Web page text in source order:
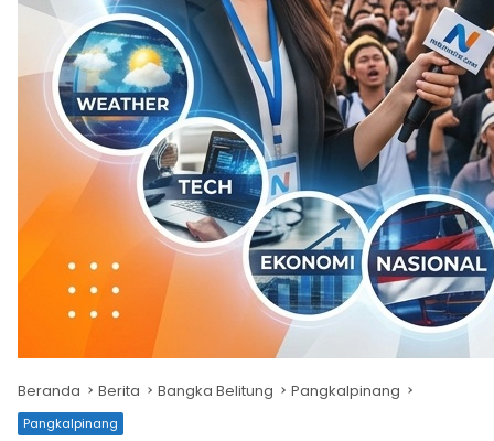
Beranda Berita Bangka Belitung Pangkalpinang
Pangkalpinang